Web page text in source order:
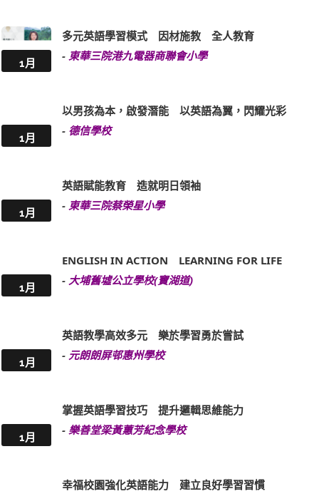
1月
多元英語學習模式 因材施教 全人教育
- 東華三院港九電器商聯會小學
1月
以男孩為本，啟發潛能 以英語為翼，閃耀光彩
- 德信學校
1月
英語賦能教育 造就明日領袖
- 東華三院蔡榮星小學
1月
ENGLISH IN ACTION LEARNING FOR LIFE
- 大埔舊墟公立學校(寶湖道)
1月
英語教學高效多元 樂於學習勇於嘗試
- 元朗朗屏邨惠州學校
1月
掌握英語學習技巧 提升邏輯思維能力
- 樂善堂梁黃蕙芳紀念學校
幸福校園強化英語能力 建立良好學習習慣